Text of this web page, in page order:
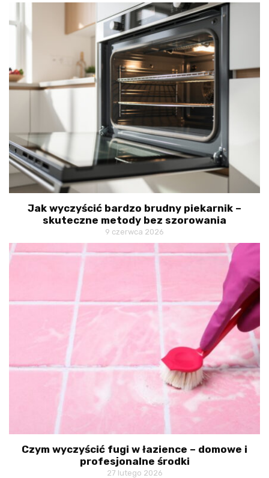
Jak wyczyścić bardzo brudny piekarnik –
skuteczne metody bez szorowania
9 czerwca 2026
Czym wyczyścić fugi w łazience – domowe i
profesjonalne środki
27 lutego 2026